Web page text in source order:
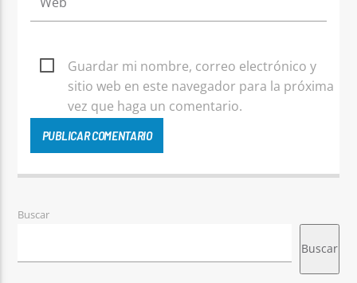
Guardar mi nombre, correo electrónico y
sitio web en este navegador para la próxima
vez que haga un comentario.
Buscar
Buscar